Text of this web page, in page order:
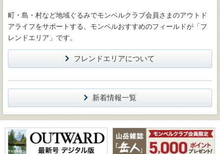
町・島・村など地域ぐるみでモンベルクラブ会員さまのアウトド
アライフをサポートする、モンベルおすすめのフィールドが「フ
レンドエリア」です。
フレンドエリアについて
新着情報一覧